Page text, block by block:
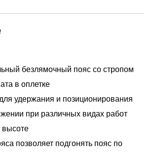
безлямочный пояс со стропом
в оплетке
удержания и позиционирования
при различных видах работ
позволяет подгонять пояс по